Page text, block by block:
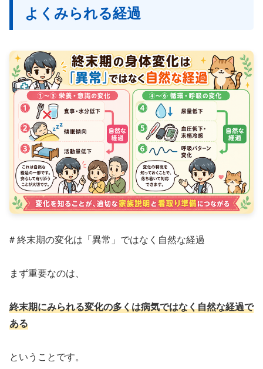
よくみられる経過
# 終末期の変化は「異常」ではなく自然な経過
まず重要なのは、
終末期にみられる変化の多くは病気ではなく自然な経過で
ある
ということです。